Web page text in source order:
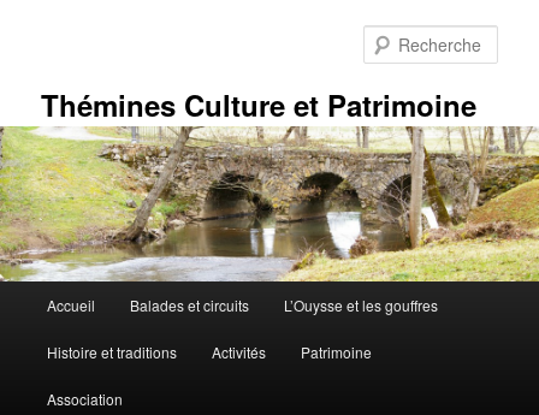
Thémines Culture et Patrimoine
principal
Accueil Balades et circuits L’Ouysse et les gouffres
Histoire et traditions Activités Patrimoine
Association